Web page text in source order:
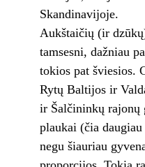
Skandinavijoje.
Aukštaičių (ir
tamsesni, dažniau
tokios pat šviesios.
Rytų Baltijos ir
ir Šalčininkų rajonų
plaukai (čia
negu šiauriau